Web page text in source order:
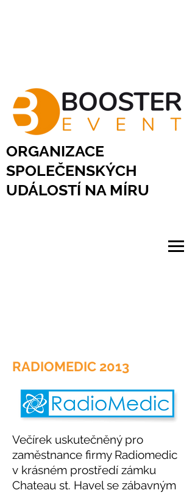
ORGANIZACE
SPOLEČENSKÝCH
UDÁLOSTÍ NA MÍRU
RADIOMEDIC 2013
Večírek uskutečněný pro
zaměstnance firmy Radiomedic
v krásném prostředí zámku
Chateau st. Havel se zábavným